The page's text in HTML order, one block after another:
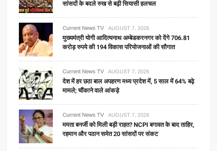
सांसदों के बदले रुख से बढ़ी सियासी हलचल
Current News TV AUGUST 7, 2026
मुख्यमंत्री योगी आदित्यनाथ अम्बेडकरनगर को देंगे 706.81
करोड़ रुपये की 194 विकास परियोजनाओं की सौगात
Current News TV AUGUST 7, 2026
देश में हर छठा बाल अपहरण मध्य प्रदेश में, 5 साल में 64% बढ़े
मामले; चौंकाने वाले आंकड़े
Current News TV AUGUST 7, 2026
ममता बनर्जी को मिली बड़ी राहत? NCPI बगावत के बाद ताहिर,
रहमान और पठान समेत 20 सांसदों पर संकट